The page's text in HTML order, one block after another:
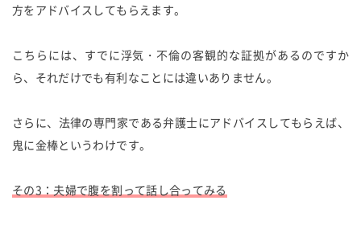
方をアドバイスしてもらえます。
こちらには、すでに浮気・不倫の客観的な証拠があるのですか
ら、それだけでも有利なことには違いありません。
さらに、法律の専門家である弁護士にアドバイスしてもらえば、
鬼に金棒というわけです。
その3：夫婦で腹を割って話し合ってみる